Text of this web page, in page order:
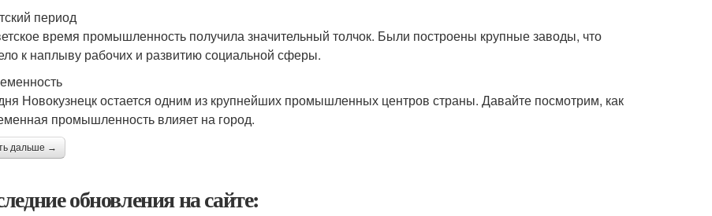
период
время промышленность получила значительный толчок. Были построены крупные заводы, что
к наплыву рабочих и развитию социальной сферы.
Новокузнецк остается одним из крупнейших промышленных центров страны. Давайте посмотрим, как
промышленность влияет на город.
дальше →
обновления на сайте: